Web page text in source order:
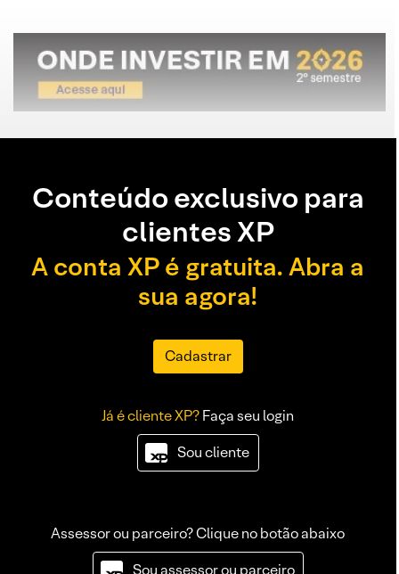
Conteúdo exclusivo para
clientes XP
A conta XP é gratuita. Abra a
sua agora!
Cadastrar
Já é cliente XP?Faça seu login
Sou cliente
Assessor ou parceiro? Clique no botão abaixo
Sou assessor ou parceiro